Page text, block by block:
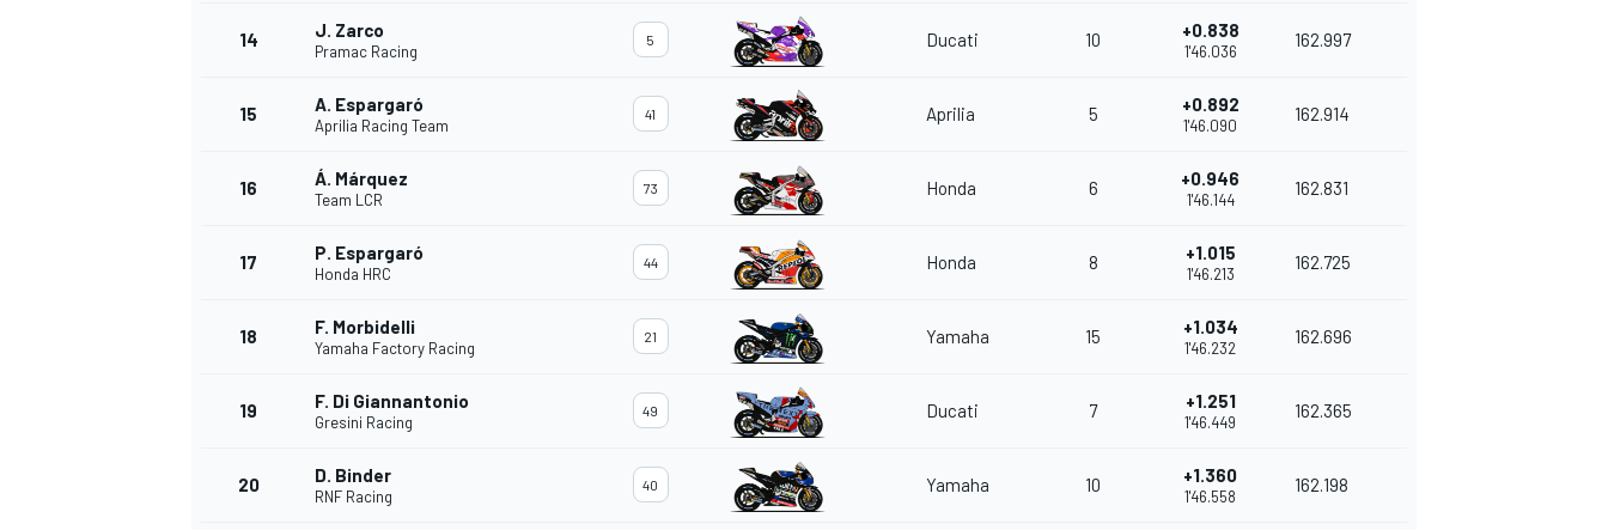
14 J. Zarco
Pramac Racing
5 Ducati 10 +0.838
1'46.036
162.997
15 A. Espargaró
Aprilia Racing Team
41 Aprilia 5 +0.892
1'46.090
162.914
16 Á. Márquez
Team LCR
73 Honda 6 +0.946
1'46.144
162.831
17 P. Espargaró
Honda HRC
44 Honda 8 +1.015
1'46.213
162.725
18 F. Morbidelli
Yamaha Factory Racing
21 Yamaha 15 +1.034
1'46.232
162.696
19 F. Di Giannantonio
Gresini Racing
49 Ducati 7 +1.251
1'46.449
162.365
20 D. Binder
RNF Racing
40 Yamaha 10 +1.360
1'46.558
162.198